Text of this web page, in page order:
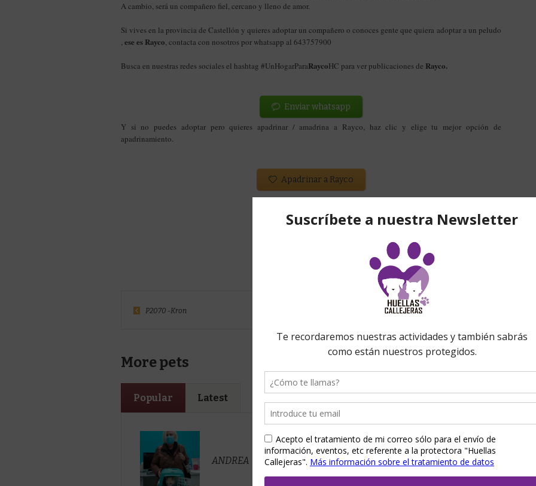
A cambio, será un compañero fiel, cercano y lleno de amor.
Si vives en la provincia de Castellón y quieres adoptar un compañero o conoces gente que quiera adoptar a un peludo
,ese es Rayco, contacta con nosotros por whatsapp al 643757900
Busca en nuestras redes sociales el hashtag #UnHogarParaRaycoHC para ver publicaciones de Rayco.
Enviar whatsapp
Y si no puedes adoptar pero quieres apadrinar / amadrina a Rayco, haz clic y elige tu mejor opción de
apadrinamiento.
Apadrinar a Rayco
8
P2070 -Kron
More pets
Popular Latest
ANDREA BORIS